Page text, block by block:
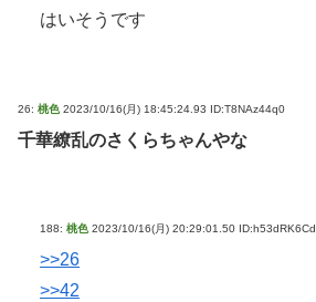
はいそうです
26: 桃色 2023/10/16(月) 18:45:24.93 ID:T8NAz44q0
千華繚乱のさくらちゃんやな
188: 桃色 2023/10/16(月) 20:29:01.50 ID:h53dRK6Cd
>>26
>>42